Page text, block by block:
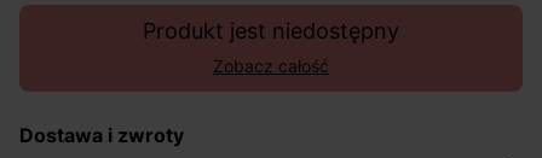
Produkt jest niedostępny
Zobacz całość
Dostawa i zwroty